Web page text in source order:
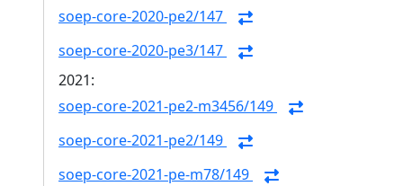
soep-core-2020-pe2/147
soep-core-2020-pe3/147
2021:
soep-core-2021-pe2-m3456/149
soep-core-2021-pe2/149
soep-core-2021-pe-m78/149